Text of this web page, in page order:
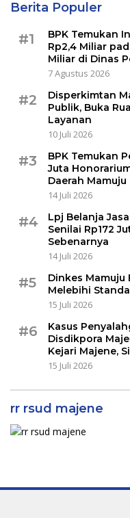
Berita Populer
#1
BPK Temukan
Rp2,4 Miliar
Miliar di Dinas
7 Agustus 2026
#2
Disperkimtan
Publik, Buka
Layanan
10 Juli 2026
#3
BPK Temukan
Juta
Daerah Mamuju
14 Juli 2026
#4
Lpj Belanja
Senilai Rp172
Sebenarnya
14 Juli 2026
#5
Dinkes Mamuju
Melebihi
15 Juli 2026
#6
Kasus
Disdikpora
Kejari Majene,
15 Juli 2026
rr rsud majene